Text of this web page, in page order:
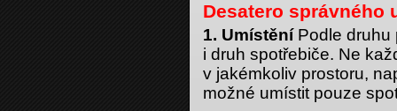
Desatero správného
1. UmístěníPodle druhu
i druh spotřebiče. Ne
v jakémkoliv prostoru,
možné umístit pouze